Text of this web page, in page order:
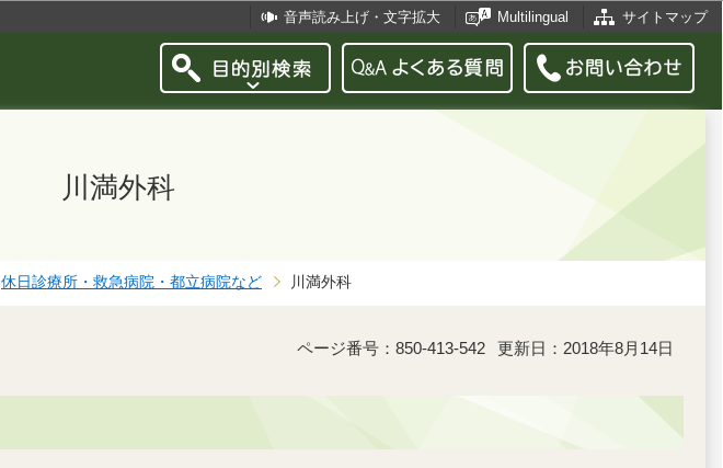
音声読み上げ・文字拡大 Multilingual サイトマップ
川満外科
休日診療所・救急病院・都立病院など 川満外科
ページ番号：850-413-542 更新日：2018年8月14日